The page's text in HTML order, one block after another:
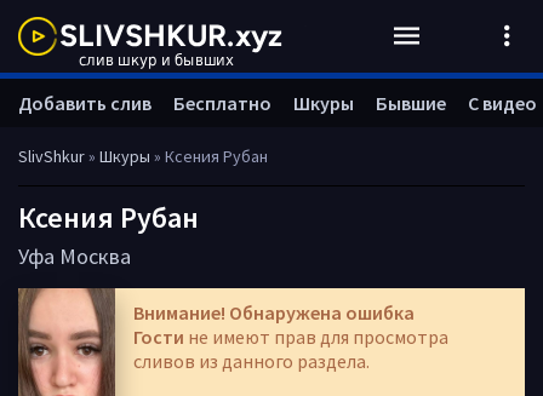
SlivShkur» Шкуры » Ксения Рубан
Ксения Рубан
Уфа Москва
Внимание! Обнаружена ошибка
Гости не имеют прав для просмотра
сливов из данного раздела.
Добавить слив Бесплатно Шкуры Бывшие С видео